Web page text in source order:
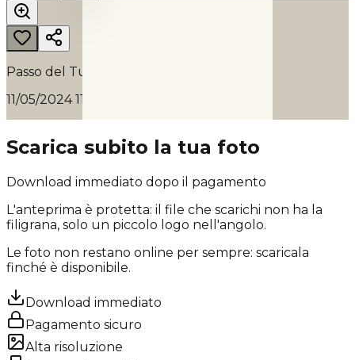
Passo del Turchino
11/05/2024 11:41
Scarica subito la tua foto
Download immediato dopo il pagamento
L'anteprima è protetta: il file che scarichi non ha la
filigrana, solo un piccolo logo nell'angolo.
Le foto non restano online per sempre: scaricala
finché è disponibile.
Download immediato
Pagamento sicuro
Alta risoluzione